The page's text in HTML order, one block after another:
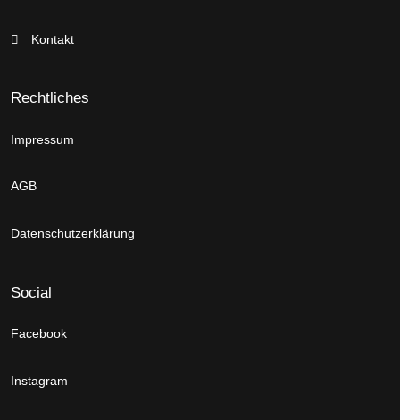
Kontakt
Rechtliches
Impressum
AGB
Datenschutzerklärung
Social
Facebook
Instagram